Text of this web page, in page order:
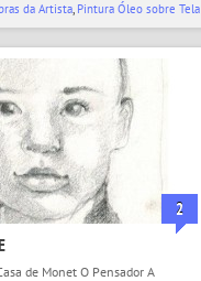
da Artista, Pintura Óleo sobre Tela
2
de Monet O Pensador A